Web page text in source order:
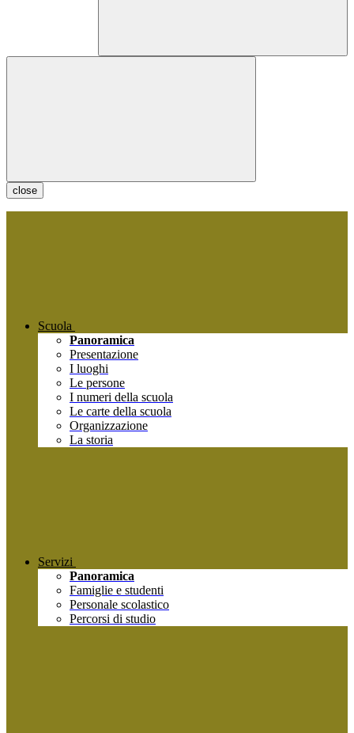
close
Scuola
Panoramica
Presentazione
I luoghi
Le persone
I numeri della scuola
Le carte della scuola
Organizzazione
La storia
Servizi
Panoramica
Famiglie e studenti
Personale scolastico
Percorsi di studio